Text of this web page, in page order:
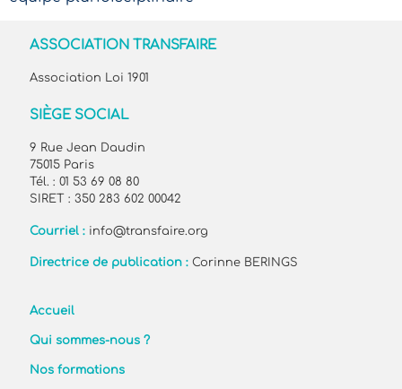
ASSOCIATION TRANSFAIRE
Association Loi 1901
SIÈGE SOCIAL
9 Rue Jean Daudin
75015 Paris
Tél. : 01 53 69 08 80
SIRET : 350 283 602 00042
Courriel : info@transfaire.org
Directrice de publication :Corinne BERINGS
Accueil
Qui sommes-nous ?
Nos formations